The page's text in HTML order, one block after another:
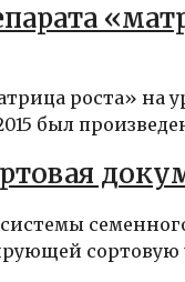
роста» на
был
сортовую